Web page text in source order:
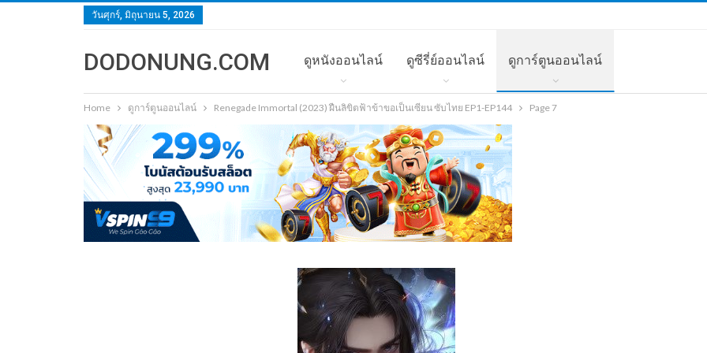
วันศุกร์, มิถุนายน 5, 2026
DODONUNG.COM ดูหนังออนไลน์ ดูซีรี่ย์ออนไลน์ ดูการ์ตูนออนไลน์
Home ดูการ์ตูนออนไลน์ Renegade Immortal (2023) ฝืนลิขิตฟ้าข้าขอเป็นเซียน ซับไทย EP1-EP144 Page 7